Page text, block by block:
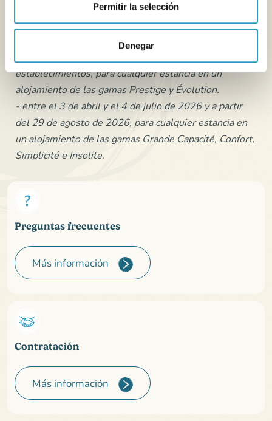
Permitir la selección
Denegar
hayan reservado directamente con Oléla (a través del
servicio de reservas o en olela.fr) y no a través de un
establecimientos, para cualquier estancia en un
alojamiento de las gamas Prestige y Évolution.
- entre el 3 de abril y el 4 de julio de 2026 y a partir
del 29 de agosto de 2026, para cualquier estancia en
un alojamiento de las gamas Grande Capacité, Confort,
Simplicité e Insolite.
Preguntas frecuentes
Más información
Contratación
Más información